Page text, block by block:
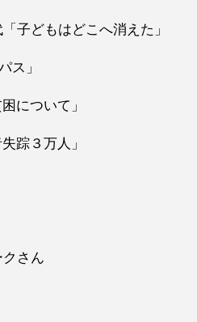
子どもはどこへ消えた」
ス」
について」
踪３万人」
さん